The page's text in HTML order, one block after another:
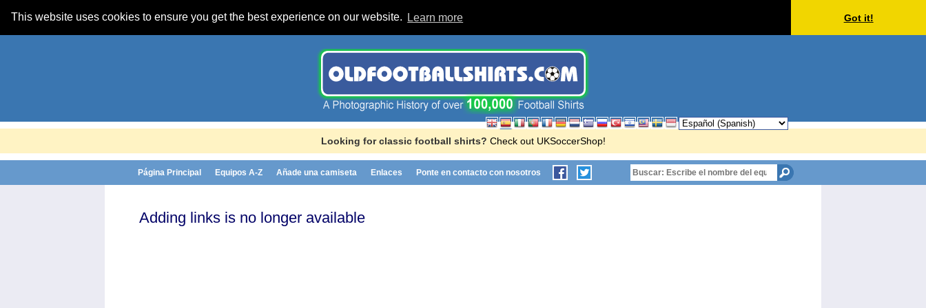
This website uses cookies to ensure you get the best experience on our website. Learn more Got it!
Looking for classic football shirts? Check out UKSoccerShop!
Página Principal Equipos A-Z Añade una camiseta Enlaces Ponte en contacto con nosotros
Adding links is no longer available